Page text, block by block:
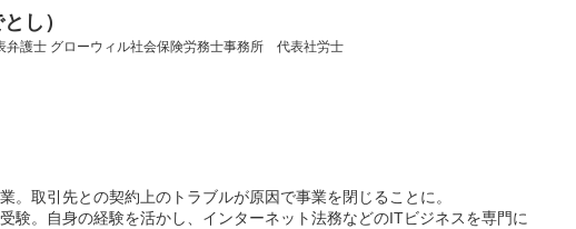
し）
護士 グローウィル社会保険労務士事務所 代表社労士
。取引先との契約上のトラブルが原因で事業を閉じることに。
験。自身の経験を活かし、インターネット法務などのITビジネスを専門に